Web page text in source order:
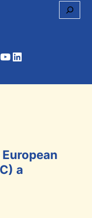
YouTube
LinkedIn
a